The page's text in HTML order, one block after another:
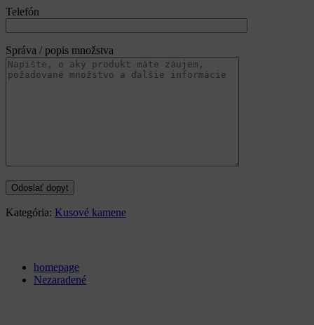
Telefón
Správa / popis množstva
Kategória: Kusové kamene
homepage
Nezaradené